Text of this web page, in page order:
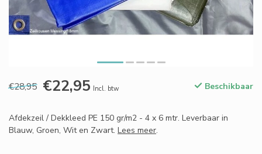
€28,95 €22,95 Incl. btw Beschikbaar
Afdekzeil / Dekkleed PE 150 gr/m2 - 4 x 6 mtr. Leverbaar in
Blauw, Groen, Wit en Zwart. Lees meer.